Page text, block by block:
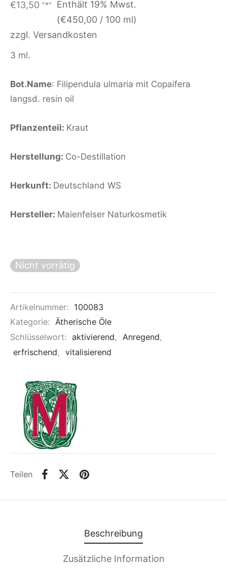
€13,50 "*"
Enthält 19% Mwst.
(€450,00 / 100 ml)
zzgl. Versandkosten
3 ml.
Bot.Name: Filipendula ulmaria mit Copaifera
langsd. resin oil
Pflanzenteil: Kraut
Herstellung: Co-Destillation
Herkunft: Deutschland WS
Hersteller: Maienfelser Naturkosmetik
Nicht vorrätig
Artikelnummer:
100083
Kategorie:
Ätherische Öle
Schlüsselwort: aktivierend, Anregend,
erfrischend, vitalisierend
Teilen
Beschreibung
Zusätzliche Information